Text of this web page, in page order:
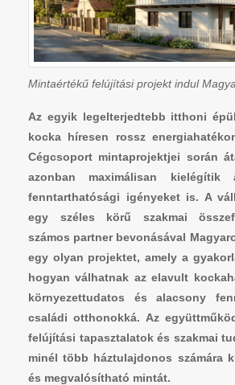
Mintaértékű felújítási projekt indul
Az egyik legelterjedtebb itthoni
kocka híresen rossz
Cégcsoport mintaprojektjei során
azonban maximálisan kielégítik
fenntarthatósági igényeket is. A
egy széles körű szakmai
számos partner bevonásával
egy olyan projektet, amely a
hogyan válhatnak az elavult
környezettudatos és alacsony
családi otthonokká. Az
felújítási tapasztalatok és szakmai
minél több háztulajdonos számára
és megvalósítható mintát.